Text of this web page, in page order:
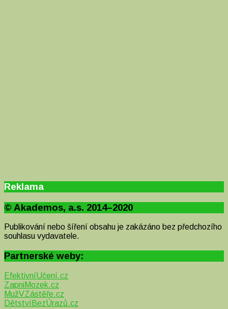
Reklama
© Akademos, a.s. 2014–2020
Publikování nebo šíření obsahu je zakázáno bez předchozího
souhlasu vydavatele.
Partnerské weby:
EfektivníUčení.cz
ZapniMozek.cz
MužVZástěře.cz
DětstvíBezÚrazů.cz